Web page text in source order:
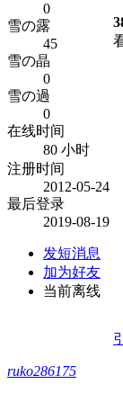
0
雪の露
45
雪の晶
0
雪の過
0
在线时间
80 小时
注册时间
2012-05-24
最后登录
2019-08-19
发短消息
加为好友
当前离线
ruko286175